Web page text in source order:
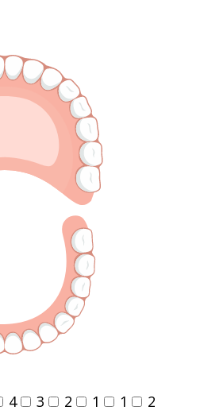
4 3 2 1 1 2